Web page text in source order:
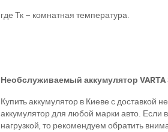
где Tк – комнатная температура.
Необслуживаемый аккумулятор VARTA
Купить аккумулятор в Киеве с
аккумулятор для любой марки авто. Если
нагрузкой, то рекомендуем обратить